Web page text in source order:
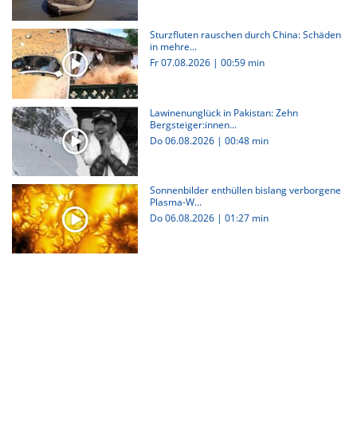
Sturzfluten rauschen durch China: Schäden
in mehre...
Fr 07.08.2026 | 00:59 min
Lawinenunglück in Pakistan: Zehn
Bergsteiger:innen...
Do 06.08.2026 | 00:48 min
Sonnenbilder enthüllen bislang verborgene
Plasma-W...
Do 06.08.2026 | 01:27 min